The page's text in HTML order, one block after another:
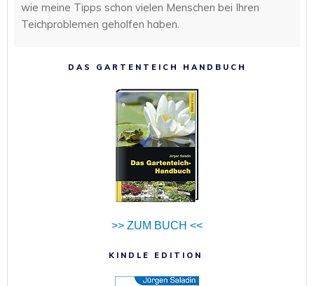
wie meine Tipps schon vielen Menschen bei Ihren
Teichproblemen geholfen haben.
DAS GARTENTEICH HANDBUCH
>> ZUM BUCH <<
KINDLE EDITION